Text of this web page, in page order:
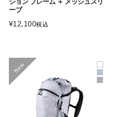
ーブ
¥12,100税込